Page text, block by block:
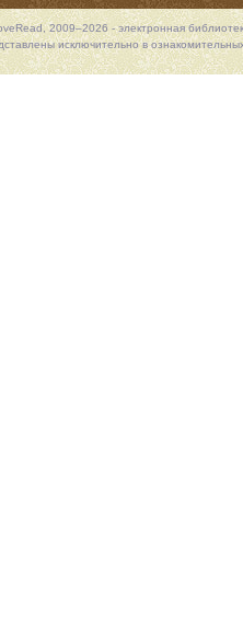
2009–2026 - электронная
исключительно в